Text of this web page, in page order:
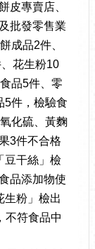
皮專賣店、
批發零售業
成品2件、
花生粉10
品5件、零
5件，檢驗食
化硫、黃麴
3件不合格
豆干絲」檢
品添加物使
生粉」檢出
不符食品中